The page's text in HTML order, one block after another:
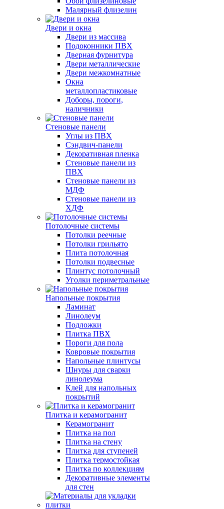
Малярный флизелин
Двери и окна
Двери из массива
Подоконники ПВХ
Дверная фурнитура
Двери металлические
Двери межкомнатные
Окна
металлопластиковые
Доборы, пороги,
наличники
Стеновые панели
Углы из ПВХ
Сэндвич-панели
Декоративная пленка
Стеновые панели из
ПВХ
Стеновые панели из
МДФ
Стеновые панели из
ХДФ
Потолочные системы
Потолки реечные
Потолки грильято
Плита потолочная
Потолки подвесные
Плинтус потолочный
Уголки периметральные
Напольные покрытия
Ламинат
Линолеум
Подложки
Плитка ПВХ
Пороги для пола
Ковровые покрытия
Напольные плинтусы
Шнуры для сварки
линолеума
Клей для напольных
покрытий
Плитка и керамогранит
Керамогранит
Плитка на пол
Плитка на стену
Плитка для ступеней
Плитка термостойкая
Плитка по коллекциям
Декоративные элементы
для стен